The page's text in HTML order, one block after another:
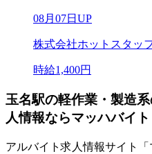
08月07日UP
株式会社ホットスタッ
時給1,400円
玉名駅の軽作業・製造
人情報ならマッハバイト
アルバイト求人情報サイト